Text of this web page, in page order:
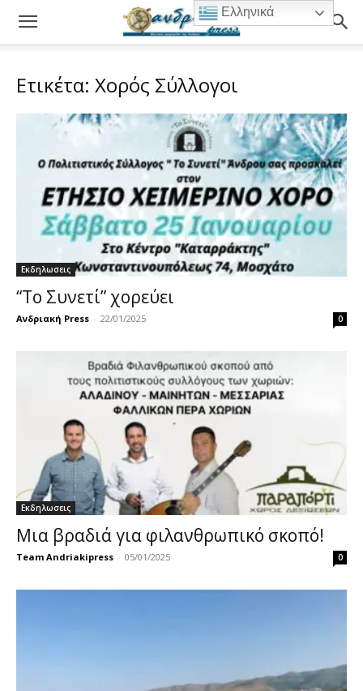
Ετικέτα: Χορός Σύλλογοι
Εκδηλωσεις
“Το Συνετί” χορεύει
Ανδριακή Press - 22/01/2025 0
Εκδηλωσεις
Μια βραδιά για φιλανθρωπικό σκοπό!
Team Andriakipress - 05/01/2025 0
Ελληνικά